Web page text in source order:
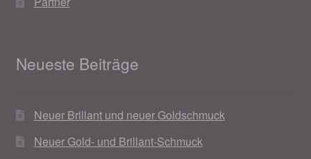
Neueste Beiträge
Neuer Brillant und neuer Goldschmuck
Neuer Gold- und Brillant-Schmuck